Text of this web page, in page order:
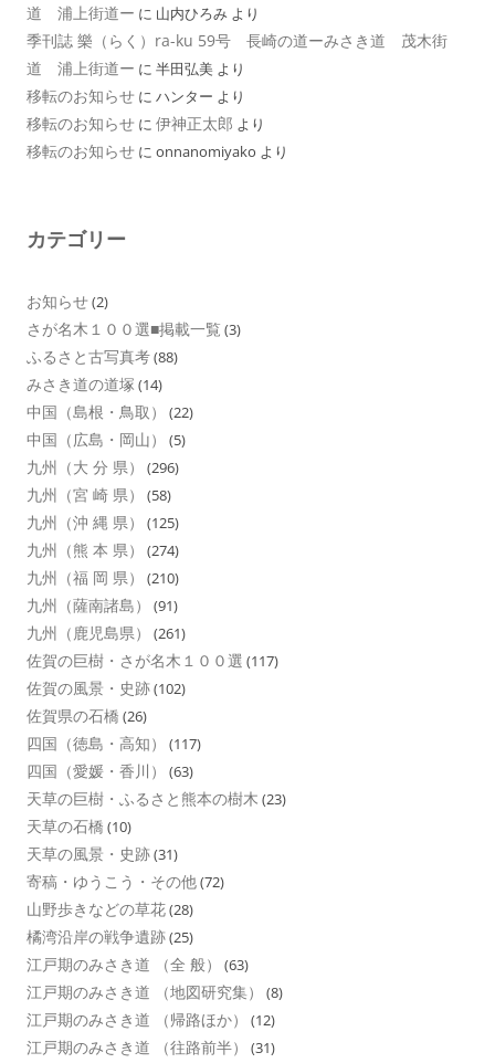
道 浦上街道ー に 山内ひろみ より
季刊誌 樂（らく）ra-ku 59号 長崎の道ーみさき道 茂木街
道 浦上街道ー に 半田弘美 より
移転のお知らせ に ハンター より
移転のお知らせ に 伊神正太郎 より
移転のお知らせ に onnanomiyako より
カテゴリー
お知らせ(2)
さが名木１００選■掲載一覧 (3)
ふるさと古写真考(88)
みさき道の道塚 (14)
中国（島根・鳥取） (22)
中国（広島・岡山） (5)
九州（大 分 県） (296)
九州（宮 崎 県） (58)
九州（沖 縄 県） (125)
九州（熊 本 県） (274)
九州（福 岡 県） (210)
九州（薩南諸島） (91)
九州（鹿児島県） (261)
佐賀の巨樹・さが名木１００選 (117)
佐賀の風景・史跡(102)
佐賀県の石橋 (26)
四国（徳島・高知） (117)
四国（愛媛・香川） (63)
天草の巨樹・ふるさと熊本の樹木 (23)
天草の石橋 (10)
天草の風景・史跡(31)
寄稿・ゆうこう・その他(72)
山野歩きなどの草花(28)
橘湾沿岸の戦争遺跡(25)
江戸期のみさき道 （全 般） (63)
江戸期のみさき道 （地図研究集） (8)
江戸期のみさき道 （帰路ほか） (12)
江戸期のみさき道 （往路前半） (31)